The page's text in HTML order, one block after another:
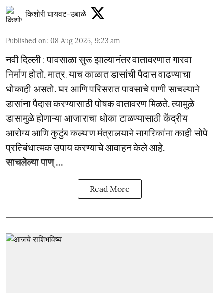
किशोरी घायवट-उबाळे
Published on: 08 Aug 2026, 9:23 am
नवी दिल्ली : पावसाळा सुरू झाल्यानंतर वातावरणात गारवा
निर्माण होतो. मात्र, याच काळात डासांची पैदास वाढण्याचा
धोकाही असतो. घर आणि परिसरात पावसाचे पाणी साचल्याने
डासांना पैदास करण्यासाठी पोषक वातावरण मिळते. त्यामुळे
डासांमुळे होणाऱ्या आजारांचा धोका टाळण्यासाठी केंद्रीय
आरोग्य आणि कुटुंब कल्याण मंत्रालयाने नागरिकांना काही सोपे
प्रतिबंधात्मक उपाय करण्याचे आवाहन केले आहे.
साचलेल्या पाण् ...
Read More